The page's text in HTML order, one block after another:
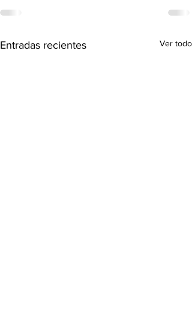
Entradas recientes Ver todo